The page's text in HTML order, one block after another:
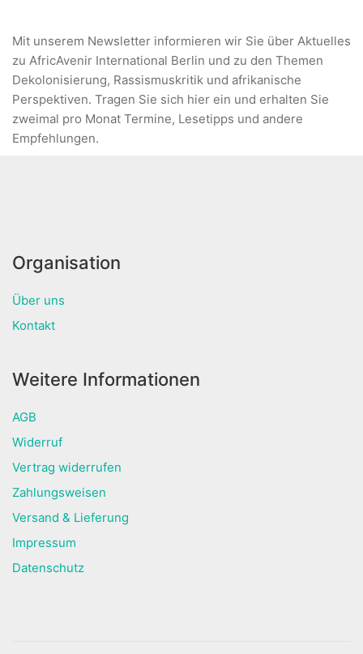
Mit unserem Newsletter informieren wir Sie über Aktuelles
zu AfricAvenir International Berlin und zu den Themen
Dekolonisierung, Rassismuskritik und afrikanische
Perspektiven. Tragen Sie sich hier ein und erhalten Sie
zweimal pro Monat Termine, Lesetipps und andere
Empfehlungen.
Organisation
Über uns
Kontakt
Weitere Informationen
AGB
Widerruf
Vertrag widerrufen
Zahlungsweisen
Versand & Lieferung
Impressum
Datenschutz